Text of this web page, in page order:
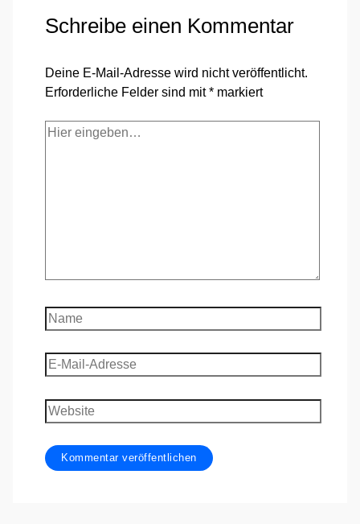
Schreibe einen Kommentar
Deine E-Mail-Adresse wird nicht veröffentlicht.
Erforderliche Felder sind mit* markiert
Hier
Name
E-
Mail-
Adresse
Website